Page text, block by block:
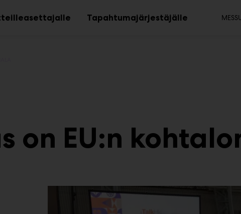
AvaaTapahtumajärjestäjälle
on EU:n